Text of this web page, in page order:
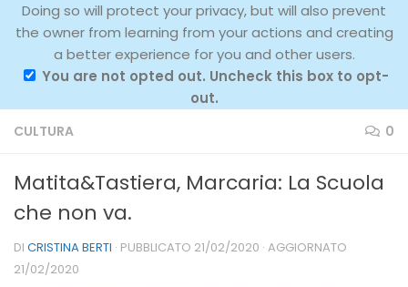
Doing so will protect your privacy, but will also prevent
the owner from learning from your actions and creating
a better experience for you and other users.
You are not opted out. Uncheck this box to opt-
out.
CULTURA 0
Matita&Tastiera, Marcaria: La Scuola
che non va.
DI CRISTINA BERTI · PUBBLICATO 21/02/2020 · AGGIORNATO
21/02/2020